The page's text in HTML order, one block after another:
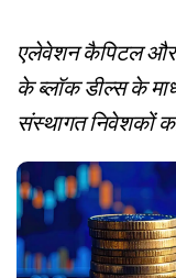
एलेवेशन कैपिटल
के ब्लॉक डील्स के
संस्थागत निवेशकों